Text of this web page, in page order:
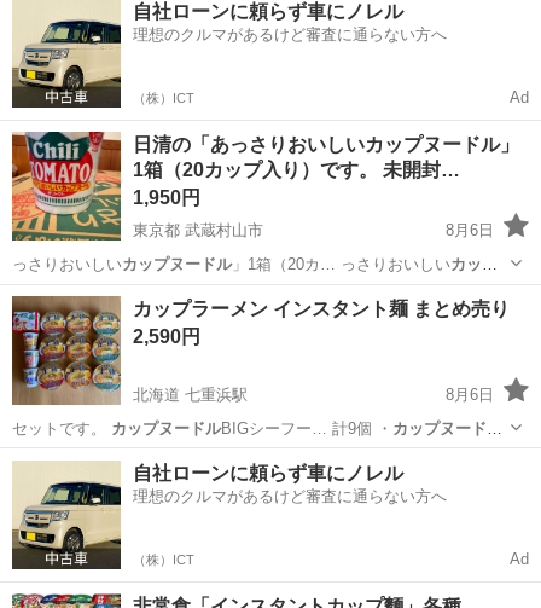
自社ローンに頼らず車にノレル
理想のクルマがあるけど審査に通らない方へ
（株）ICT Ad
日清の「あっさりおいしいカップヌードル」
1箱（20カップ入り）です。 未開封…
1,950円
東京都 武蔵村山市
8月6日
っさりおいしいカップヌードル」1箱（20カ… っさりおいしいカップ
ヌードルチリトマト … っさりおいしいカップヌードルシーフード …
東京 武蔵村山市
カップラーメン インスタント麺 まとめ売り
2,590円
北海道 七重浜駅
8月6日
セットです。 カップヌードル BIGシーフー… 計9個 ・ カップヌードル
BIG カレー…
北海道 北斗市 七重浜駅 食品
自社ローンに頼らず車にノレル
理想のクルマがあるけど審査に通らない方へ
（株）ICT Ad